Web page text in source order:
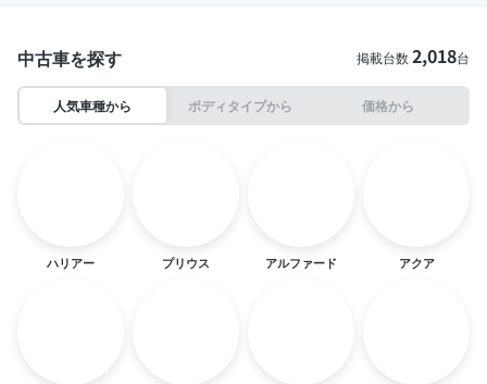
中古車を探す 掲載台数2,018台
人気車種から ボディタイプから 価格から
ハリアー プリウス アルファード アクア